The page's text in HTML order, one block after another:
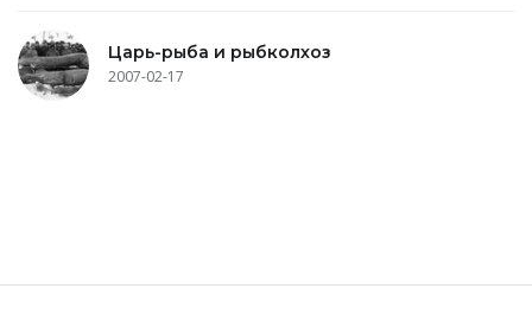
Царь-рыба и рыбколхоз
2007-02-17